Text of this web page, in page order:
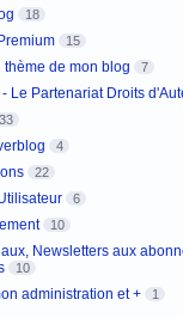
18
15
thème de mon blog 7
Le Partenariat Droits
33
4
22
6
10
Newsletters aux
10
administration et + 1